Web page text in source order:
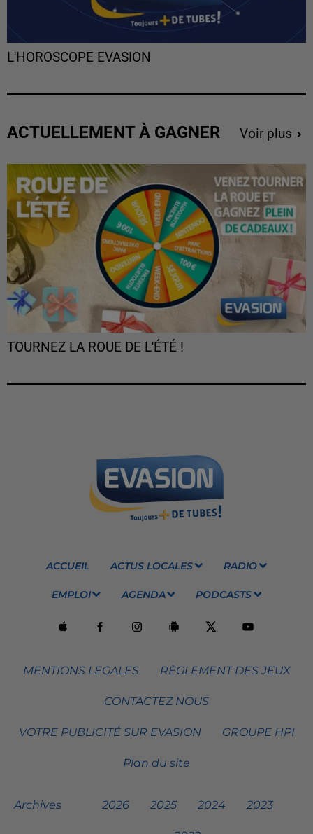
L'HOROSCOPE EVASION
ACTUELLEMENT À GAGNER Voir plus
TOURNEZ LA ROUE DE L'ÉTÉ !
ACCUEIL ACTUS LOCALES RADIO
EMPLOI AGENDA PODCASTS
MENTIONS LEGALES RÈGLEMENT DES JEUX
CONTACTEZ NOUS
VOTRE PUBLICITÉ SUR EVASION GROUPE HPI
Plan du site
Archives 2026 2025 2024 2023